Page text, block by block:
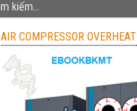
AIR COMPRESSOR OVERHEAT